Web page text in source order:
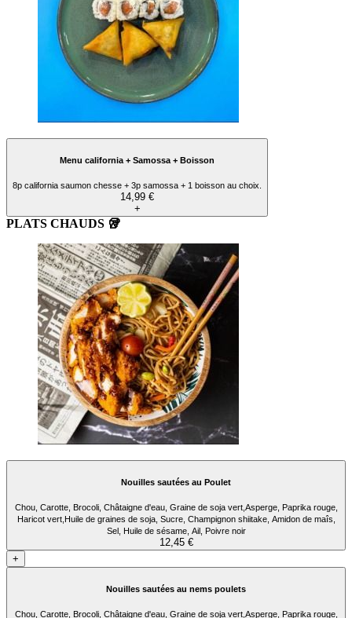
Menu california + Samossa + Boisson
8p california saumon chesse + 3p samossa + 1 boisson au choix.
14,99 €
+
PLATS CHAUDS 🥡
Nouilles sautées au Poulet
Chou, Carotte, Brocoli, Châtaigne d'eau, Graine de soja vert,Asperge, Paprika rouge,
Haricot vert,Huile de graines de soja, Sucre, Champignon shiitake, Amidon de maîs,
Sel, Huile de sésame, Ail, Poivre noir
12,45 €
+
Nouilles sautées au nems poulets
Chou, Carotte, Brocoli, Châtaigne d'eau, Graine de soja vert,Asperge, Paprika rouge,